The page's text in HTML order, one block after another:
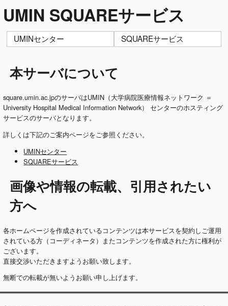
UMIN SQUAREサービス
UMINセンター SQUAREサービス
本サーバについて
square.umin.ac.jpのサーバはUMIN（大学病院医療情報ネットワーク ＝
University Hospital Medical Information Network） センターのホスティング
サービスのサーバとなります。
詳しくは下記のご案内ページをご参照ください。
UMINセンター
SQUAREサービス
画像や情報の転載、引用されたい
方へ
各ホームページを作成されているコンテンツは本サービスを契約しご運用
されている方（コーディネータ）またコンテンツを作成された方に権利が
ございます。
直接交渉いただきますようお願い致します。
無断での転載が無いようお願い申し上げます。